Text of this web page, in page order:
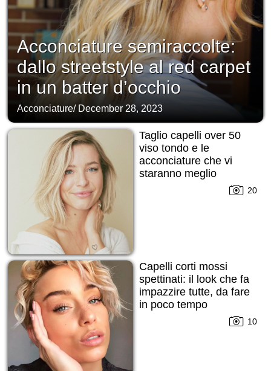
Acconciature semiraccolte:
dallo streetstyle al red carpet
in un batter d’occhio
Acconciature/ December 28, 2023
Taglio capelli over 50
viso tondo e le
acconciature che vi
staranno meglio
20
Capelli corti mossi
spettinati: il look che fa
impazzire tutte, da fare
in poco tempo
10